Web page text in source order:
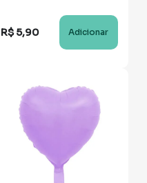
R$ 5,90 Adicionar